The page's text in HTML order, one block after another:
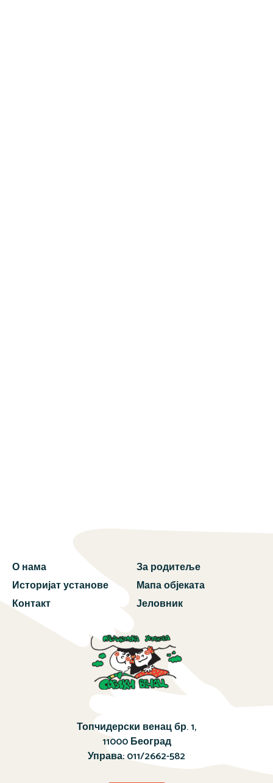
О нама
Историјат установе
Контакт
За родитеље
Мапа објеката
Јеловник
Топчидерски венац бр. 1,
11000 Београд
Управа:011/2662-582